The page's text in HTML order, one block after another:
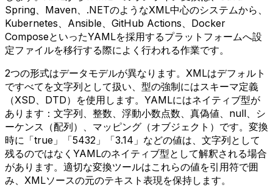
Spring、Maven、.NETのようなXML中心のシステムから、
Kubernetes、Ansible、GitHub Actions、Docker
ComposeといったYAMLを採用するプラットフォームへ設
定ファイルを移行する際によく行われる作業です。
2つの形式はデータモデルが異なります。XMLはデフォルト
ですべてを文字列として扱い、型の強制にはスキーマ定義
（XSD、DTD）を使用します。YAMLにはネイティブ型が
あります：文字列、整数、浮動小数点数、真偽値、null、シ
ーケンス（配列）、マッピング（オブジェクト）です。変換
時に「true」「5432」「3.14」などの値は、文字列として
残るのではなくYAMLのネイティブ型として解釈される場合
があります。適切な変換ツールはこれらの値を引用符で囲
み、XMLソースの元のテキスト表現を保持します。